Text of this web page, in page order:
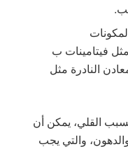
فيتامينات ب
النادرة مثل
القلي، يمكن أن
والتي يجب